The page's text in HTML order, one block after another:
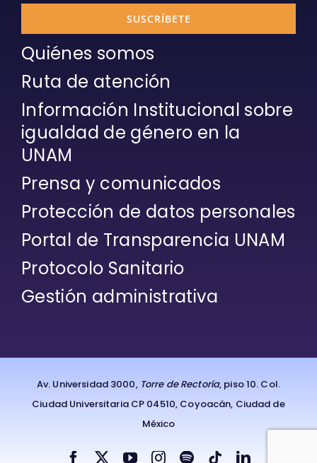
SUSCRÍBETE
Quiénes somos
Ruta de atención
Información Institucional sobre
igualdad de género en la
UNAM
Prensa y comunicados
Protección de datos personales
Portal de Transparencia UNAM
Protocolo Sanitario
Gestión administrativa
Av. Universidad 3000, Torre de Rectoría, piso 10. Col.
Ciudad Universitaria CP 04510, Coyoacán, Ciudad de
México